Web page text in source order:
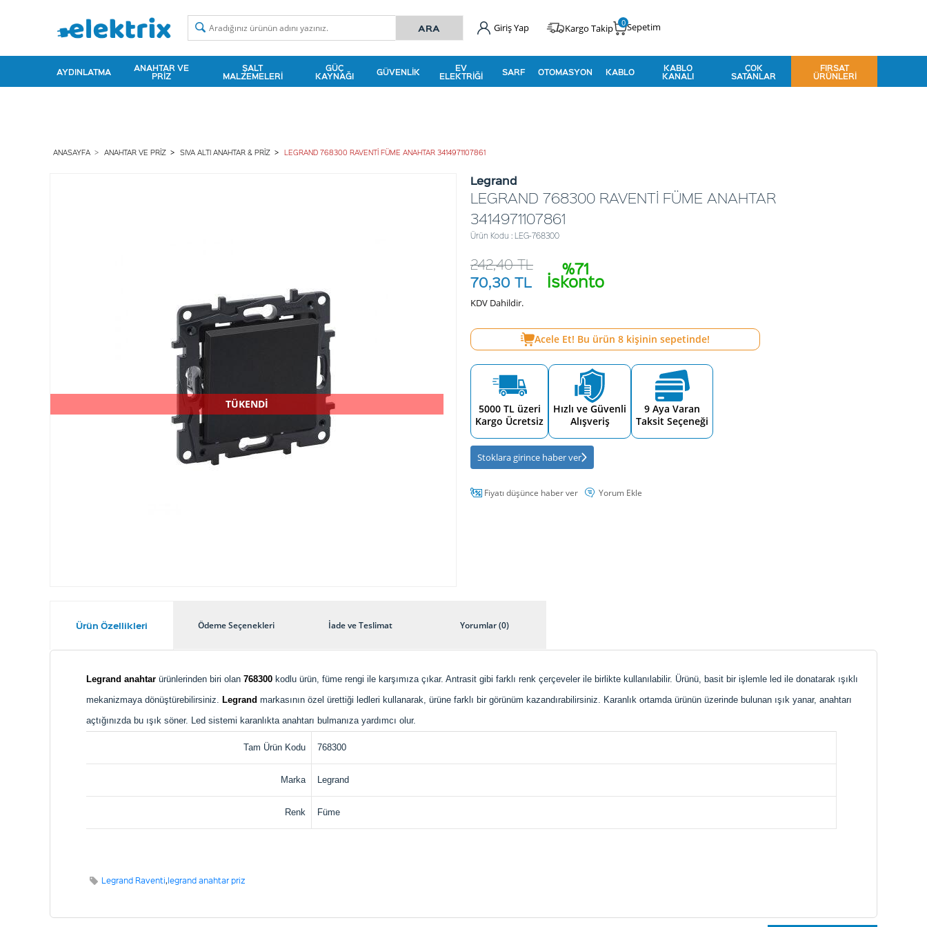
Giriş Yap Kargo Takip Sepetim
0
AYDINLATMA ANAHTAR VE
PRIZ
ŞALT
MALZEMELERI
GÜÇ
KAYNAĞI GÜVENLIK EV
ELEKTRIĞI SARF OTOMASYON KABLO KABLO
KANALI
ÇOK
SATANLAR
FIRSAT
ÜRÜNLERI
ANASAYFA ANAHTAR VE PRIZ SIVA ALTI ANAHTAR & PRIZ LEGRAND 768300 RAVENTİ FÜME ANAHTAR 3414971107861
TÜKENDİ
Legrand
LEGRAND 768300 RAVENTİ FÜME ANAHTAR
3414971107861
Ürün Kodu : LEG-768300
%71
İskonto
242,40TL
70,30 TL
KDV Dahildir.
Acele Et! Bu ürün 8kişinin sepetinde!
5000 TL üzeri
Kargo Ücretsiz
Hızlı ve Güvenli
Alışveriş
9 Aya Varan
Taksit Seçeneği
Stoklara girince haber ver
Fiyatı düşünce haber ver Yorum Ekle
Ürün Özellikleri Ödeme Seçenekleri İade ve Teslimat Yorumlar (0)
Legrand anahtar ürünlerinden biri olan 768300 kodlu ürün, füme rengi ile karşımıza çıkar. Antrasit gibi farklı renk çerçeveler ile birlikte kullanılabilir. Ürünü, basit bir işlemle led ile donatarak ışıklı
mekanizmaya dönüştürebilirsiniz. Legrand markasının özel ürettiği ledleri kullanarak, ürüne farklı bir görünüm kazandırabilirsiniz. Karanlık ortamda ürünün üzerinde bulunan ışık yanar, anahtarı
açtığınızda bu ışık söner. Led sistemi karanlıkta anahtarı bulmanıza yardımcı olur.
Tam Ürün Kodu 768300
Marka Legrand
Renk Füme
Legrand Raventi,legrand anahtar priz